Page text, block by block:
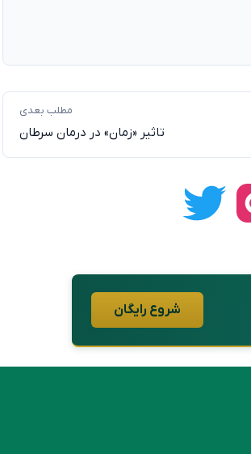
مطلب بعدی
تاثیر «زمان» در درمان سرطان
شروع رایگان